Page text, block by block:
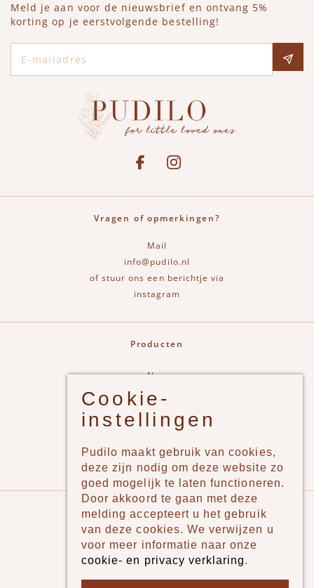
Meld je aan voor de nieuwsbrief en ontvang 5%
korting op je eerstvolgende bestelling!
See our FacebookBekijk onze Instagram pagina
Vragen of opmerkingen?
Mail
info@pudilo.nl
of stuur ons een berichtje via
instagram
Producten
New
Jongens
Meisjes
Merken
Pudilo
Over ons
Algemene voorwaarden
Cookie-
instellingen
Pudilo maakt gebruik van cookies,
deze zijn nodig om deze website zo
goed mogelijk te laten functioneren.
Door akkoord te gaan met deze
melding accepteert u het gebruik
van deze cookies. We verwijzen u
voor meer informatie naar onze
cookie- en privacy verklaring.